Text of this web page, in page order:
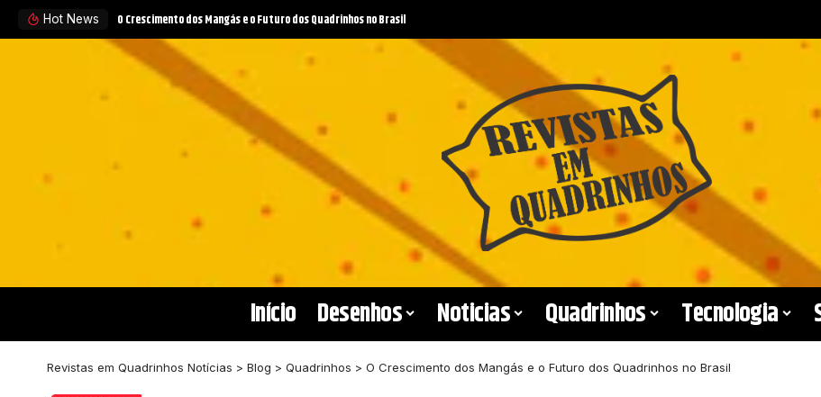
Hot News
Início Desenhos Noticias Quadrinhos Tecnologia
Revistas em Quadrinhos Notícias > Blog > Quadrinhos > O Crescimento dos Mangás e o Futuro dos Quadrinhos no Brasil